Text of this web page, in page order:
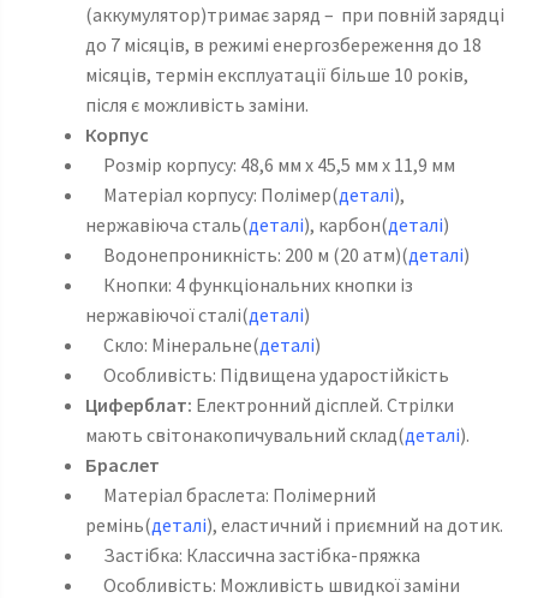
(аккумулятор)тримає заряд – при повній зарядці
до 7 місяців, в режимі енергозбереження до 18
місяців, термін експлуатації більше 10 років,
після є можливість заміни.
Корпус
Розмір корпусу: 48,6 мм x 45,5 мм x 11,9 мм
Матеріал корпусу: Полімер(деталі),
нержавіюча сталь(деталі), карбон(деталі)
Водонепроникність: 200 м (20 атм)(деталі)
Кнопки: 4 функціональних кнопки із
нержавіючої сталі(деталі)
Скло: Мінеральне(деталі)
Особливість: Підвищена ударостійкість
Циферблат: Електронний дісплей. Стрілки
мають світонакопичувальний склад(деталі).
Браслет
Матеріал браслета: Полімерний
ремінь(деталі), еластичний і приємний на дотик.
Застібка: Классична застібка-пряжка
Особливість: Можливість швидкої заміни